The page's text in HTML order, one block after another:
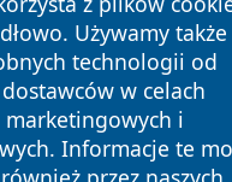
Używamy
technologii od
w celach
i
Informacje te
Wszystkie